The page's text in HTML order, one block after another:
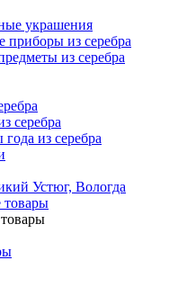
украшения
приборы из серебра
из серебра
серебра
из серебра
Устюг, Вологда
товары